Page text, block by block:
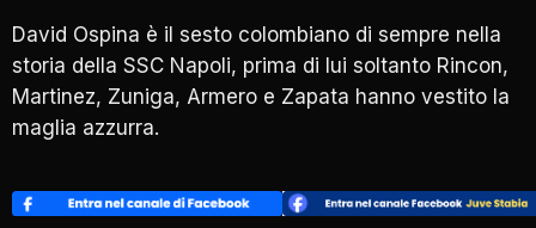
David Ospina è il sesto colombiano di sempre nella
storia della SSC Napoli, prima di lui soltanto Rincon,
Martinez, Zuniga, Armero e Zapata hanno vestito la
maglia azzurra.